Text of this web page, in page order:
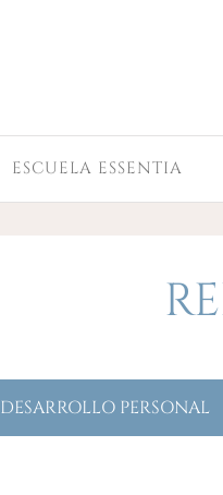
ESCUELA ESSENTIA
DESARROLLO PERSONAL